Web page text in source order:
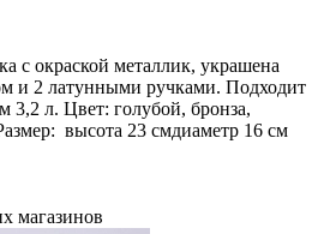
c окраской металлик, украшена
и 2 латунными ручками. Подходит
3,2 л. Цвет: голубой, бронза,
высота 23 смдиаметр 16 см
магазинов